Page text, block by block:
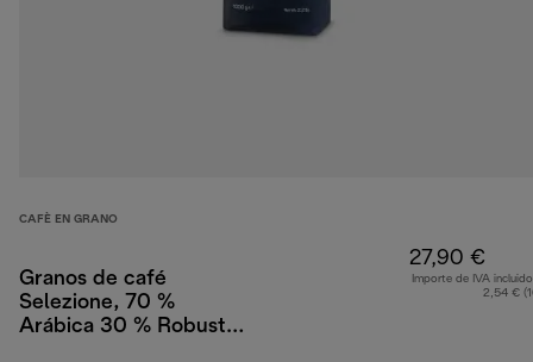
CAFÈ EN GRANO
Granos de café
Selezione, 70 %
Arábica 30 % Robusta,
27,90 €
Importe de IVA
2,54 €